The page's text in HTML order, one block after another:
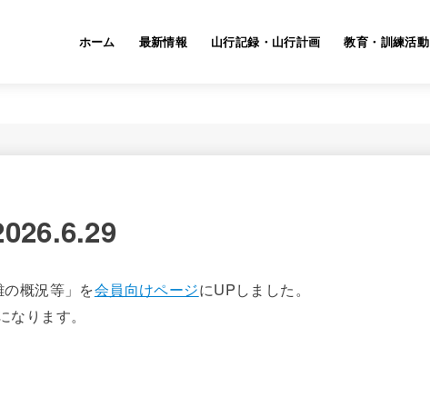
ホーム 最新情報 山行記録・山行計画 教育・訓練活動
概況等」を会員向けページにUPしました。
ります。